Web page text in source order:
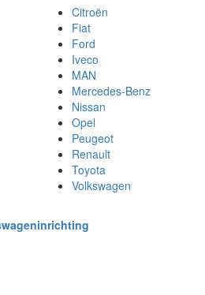
Citroën
Fiat
Ford
Iveco
MAN
Mercedes-Benz
Nissan
Opel
Peugeot
Renault
Toyota
Volkswagen